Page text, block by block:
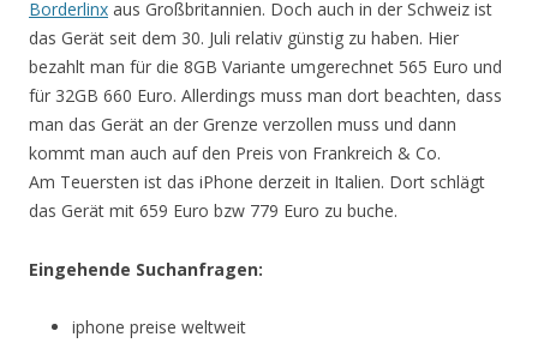
Borderlinx aus Großbritannien. Doch auch in der Schweiz ist
das Gerät seit dem 30. Juli relativ günstig zu haben. Hier
bezahlt man für die 8GB Variante umgerechnet 565 Euro und
für 32GB 660 Euro. Allerdings muss man dort beachten, dass
man das Gerät an der Grenze verzollen muss und dann
kommt man auch auf den Preis von Frankreich & Co.
Am Teuersten ist das iPhone derzeit in Italien. Dort schlägt
das Gerät mit 659 Euro bzw 779 Euro zu buche.
Eingehende Suchanfragen:
iphone preise weltweit